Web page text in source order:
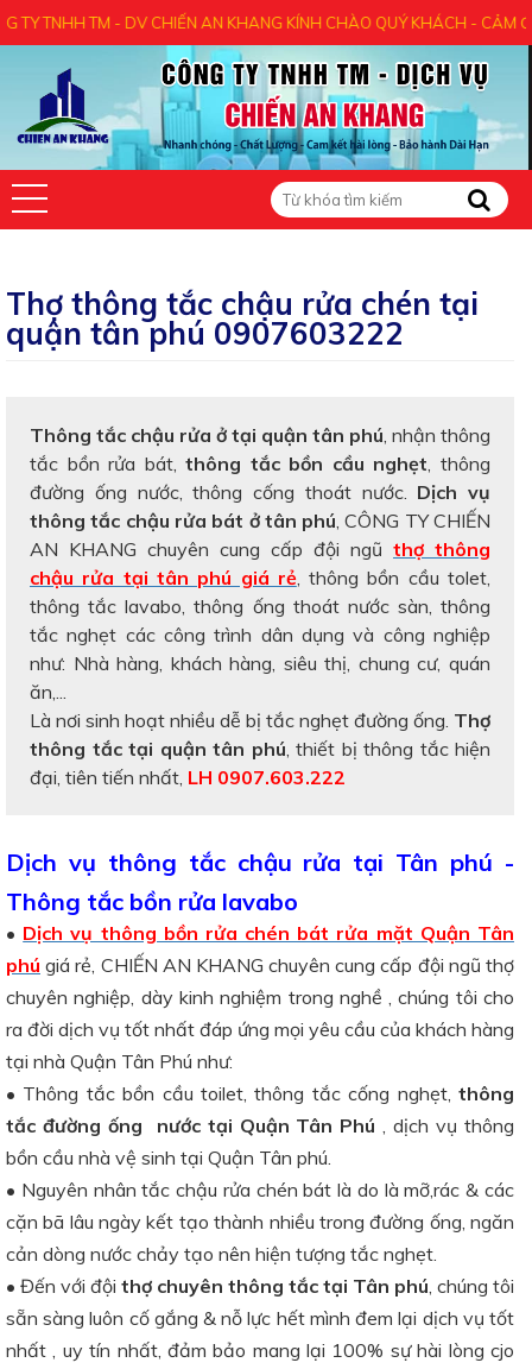
- DV CHIẾN AN KHANG KÍNH CHÀO QUÝ KHÁCH - CẢM ƠN QUÝ
Thợ thông tắc chậu rửa chén tại
quận tân phú 0907603222
Thông tắc chậu rửa ở tại quận tân phú, nhận thông
tắc bồn rửa bát,thông tắc bồn cầu nghẹt, thông
đường ống nước, thông cống thoát nước. Dịch vụ
thông tắc chậu rửa bát ở tân phú, CÔNG TY CHIẾN
AN KHANG chuyên cung cấp đội ngũ thợ thông
chậu rửa tại tân phú giá rẻ, thông bồn cầu tolet,
thông tắc lavabo, thông ống thoát nước sàn, thông
tắc nghẹt các công trình dân dụng và công nghiệp
như: Nhà hàng, khách hàng, siêu thị, chung cư, quán
ăn,...
Là nơi sinh hoạt nhiều dễ bị tắc nghẹt đường ống. Thợ
thông tắc tại quận tân phú, thiết bị thông tắc hiện
đại, tiên tiến nhất, LH 0907.603.222
Dịch vụ thông tắc chậu rửa tại Tân phú -
Thông tắc bồn rửa lavabo
• Dịch vụ thông bồn rửa chén bát rửa mặt Quận Tân
phú giá rẻ, CHIẾN AN KHANG chuyên cung cấp đội ngũ thợ
chuyên nghiệp, dày kinh nghiệm trong nghề , chúng tôi cho
ra đời dịch vụ tốt nhất đáp ứng mọi yêu cầu của khách hàng
tại nhà Quận Tân Phú như:
• Thông tắc bồn cầu toilet, thông tắc cống nghẹt, thông
tắc đường ống nước tại Quận Tân Phú , dịch vụ thông
bồn cầu nhà vệ sinh tại Quận Tân phú.
• Nguyên nhân tắc chậu rửa chén bát là do là mỡ,rác & các
cặn bã lâu ngày kết tạo thành nhiều trong đường ống, ngăn
cản dòng nước chảy tạo nên hiện tượng tắc nghẹt.
• Đến với đội thợ chuyên thông tắc tại Tân phú, chúng tôi
sẵn sàng luôn cố gắng & nỗ lực hết mình đem lại dịch vụ tốt
nhất , uy tín nhất, đảm bảo mang lại 100% sự hài lòng cjo